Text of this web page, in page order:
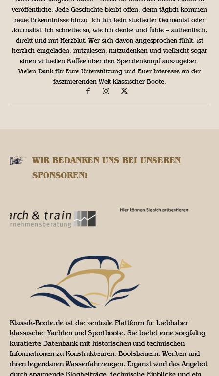
veröffentliche. Jede Geschichte bleibt offen, denn täglich kommen
neue Erkenntnisse hinzu. Ich bin kein studierter Germanist oder
Journalist. Ich schreibe so, wie ich denke und fühle – authentisch,
direkt und mit Herzblut. Wer sich davon angesprochen fühlt, ist
herzlich eingeladen, mitzulesen, mitzudenken und vielleicht sogar
einen virtuellen Kaffee über den Spendenknopf auszugeben.
Vielen Dank für Eure Unterstützung und Euer Interesse an der
faszinierenden Welt klassischer Boote.
WIR BEDANKEN UNS BEI UNSEREN
SPONSOREN!
Klassik-Boote.de ist die zentrale Plattform für Liebhaber
klassischer Yachten und Sportboote. Sie bietet eine sorgfältig
kuratierte Datenbank mit historischen und technischen
Informationen zu Konstrukteuren, Bootsbauern, Werften und
ihren legendären Wasserfahrzeugen. Ergänzt wird das Angebot